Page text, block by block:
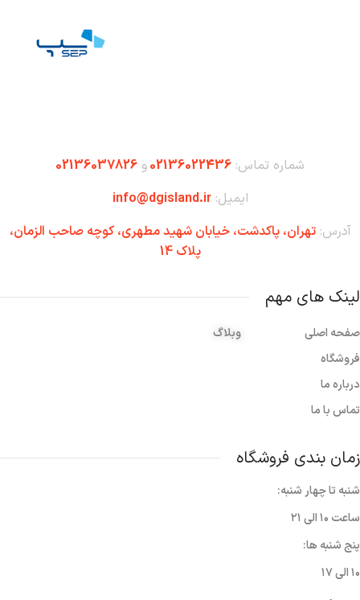
شماره تماس: 02136022436و 02136037826
ایمیل:info@dgisland.ir
آدرس:تهران،‌ پاکدشت، خیابان شهید مطهری، کوچه صاحب الزمان،
پلاک 14
لینک های مهم
صفحه اصلی
فروشگاه
درباره ما
تماس با ما
وبلاگ
زمان بندی فروشگاه
شنبه تا چهار شنبه:
ساعت ۱۰ الی ۲۱
پنج شنبه ها:
۱۰ الی ۱۷